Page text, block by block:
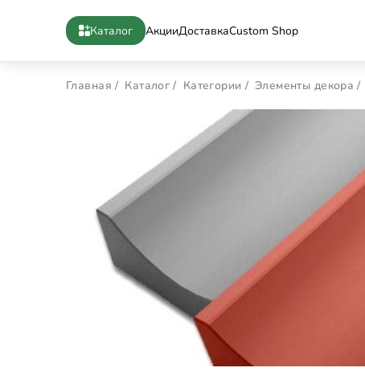
Каталог АкцииДоставкаCustom Shop
Главная Каталог Категории Элементы декора